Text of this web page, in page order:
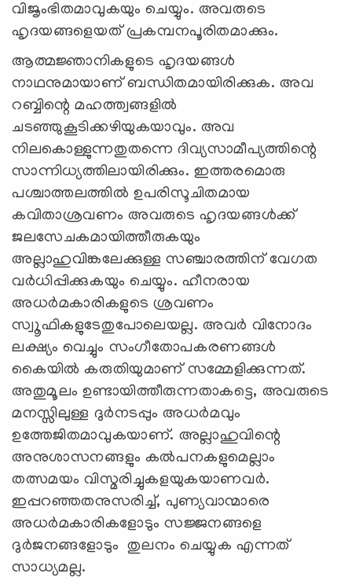
വിജൃംഭിതമാവുകയും ചെയ്യും. അവരുടെ
ഹൃദയങ്ങളെയത് പ്രകമ്പനപൂരിതമാക്കും.
ആത്മജ്ഞാനികളുടെ ഹൃദയങ്ങള്‍
നാഥനുമായാണ് ബന്ധിതമായിരിക്കുക. അവ
റബ്ബിന്റെ മഹത്ത്വങ്ങളില്‍
ചടഞ്ഞുകൂടിക്കഴിയുകയാവും. അവ
നിലകൊള്ളുന്നതുതന്നെ ദിവ്യസാമീപ്യത്തിന്റെ
സാന്നിധ്യത്തിലായിരിക്കും. ഇത്തരമൊരു
പശ്ചാത്തലത്തില്‍ ഉപരിസൂചിതമായ
കവിതാശ്രവണം അവരുടെ ഹൃദയങ്ങള്‍ക്ക്
ജലസേചകമായിത്തീരുകയും
അല്ലാഹുവിങ്കലേക്കുള്ള സഞ്ചാരത്തിന് വേഗത
വര്‍ധിപ്പിക്കുകയും ചെയ്യും. ഹീനരായ
അധര്‍മകാരികളുടെ ശ്രവണം
സ്വൂഫികളുടേതുപോലെയല്ല. അവര്‍ വിനോദം
ലക്ഷ്യം വെച്ചും സംഗീതോപകരണങ്ങള്‍
കൈയില്‍ കരുതിയുമാണ് സമ്മേളിക്കുന്നത്.
അതുമൂലം ഉണ്ടായിത്തീരുന്നതാകട്ടെ, അവരുടെ
മനസ്സിലുള്ള ദുര്‍നടപ്പും അധര്‍മവും
ഉത്തേജിതമാവുകയാണ്. അല്ലാഹുവിന്റെ
അനുശാസനങ്ങളും കല്‍പനകളുമെല്ലാം
തത്സമയം വിസ്മരിച്ചുകളയുകയാണവര്‍.
ഇപ്പറഞ്ഞതനുസരിച്ച്, പുണ്യവാന്മാരെ
അധര്‍മകാരികളോടും സജ്ജനങ്ങളെ
ദുര്‍ജനങ്ങളോടും തുലനം ചെയ്യുക എന്നത്
സാധ്യമല്ല.